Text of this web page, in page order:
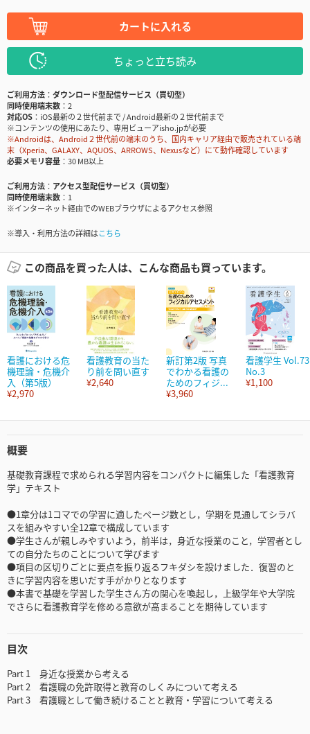
カートに入れる
ちょっと立ち読み
ご利用方法
ダウンロード型配信サービス（買切型）
同時使用端末数
2
対応OS
iOS最新の２世代前まで / Android最新の２世代前まで
※コンテンツの使用にあたり、専用ビューアisho.jpが必要
※Androidは、Android２世代前の端末のうち、国内キャリア経由で販売されている端
末（Xperia、GALAXY、AQUOS、ARROWS、Nexusなど）にて動作確認しています
必要メモリ容量
30 MB以上
ご利用方法
アクセス型配信サービス（買切型）
同時使用端末数
1
※インターネット経由でのWEBブラウザによるアクセス参照
※導入・利用方法の詳細はこちら
この商品を買った人は、こんな商品も買っています。
看護における危
機理論・危機介
入（第5版）
¥2,970
看護教育の当た
り前を問い直す
¥2,640
新訂第2版 写真
でわかる看護の
ためのフィジ...
¥3,960
看護学生 Vol.73
No.3
¥1,100
概要
基礎教育課程で求められる学習内容をコンパクトに編集した「看護教育
学」テキスト
●1章分は1コマでの学習に適したページ数とし，学期を見通してシラバ
スを組みやすい全12章で構成しています
●学生さんが親しみやすいよう，前半は，身近な授業のこと，学習者とし
ての自分たちのことについて学びます
●項目の区切りごとに要点を振り返るフキダシを設けました．復習のと
きに学習内容を思いだす手がかりとなります
●本書で基礎を学習した学生さん方の関心を喚起し，上級学年や大学院
でさらに看護教育学を修める意欲が高まることを期待しています
目次
Part 1 身近な授業から考える
Part 2 看護職の免許取得と教育のしくみについて考える
Part 3 看護職として働き続けることと教育・学習について考える